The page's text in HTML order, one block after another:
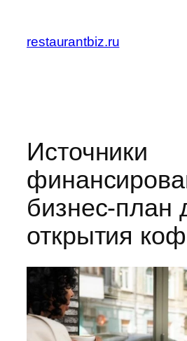
содержимому
restaurantbiz.ru
Источники
бизнес-план
открытия